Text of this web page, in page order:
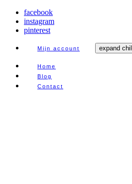
facebook
instagram
pinterest
Mijn account expand
Home
Blog
Contact